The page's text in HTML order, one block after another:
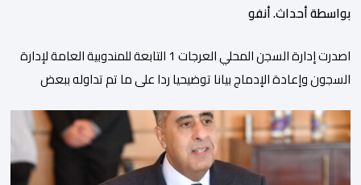
بواسطة أحداث. أنفو
اصدرت إدارة السجن المحلي العرجات 1 التابعة للمندوبية العامة لإدارة
السجون وإعادة الإدماج بيانا توضيحيا ردا على ما تم تداوله ببعض
زيان، المعتقل بالمؤسسة ذاتها، وذلك لتنوير الرأي العام بالحقائق
والمعطيات الدقيقة.واوضحت إدارة المؤسسة السجنية أن المعني
بالأمر يستفيد منذ إيداعه من تتبع طبي منتظم ومستمر وفقا […]